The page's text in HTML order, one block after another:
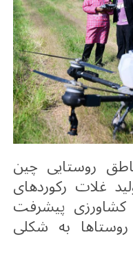
روستایی چین
غلات رکوردهای
کشاورزی پیشرفت
به شکلی